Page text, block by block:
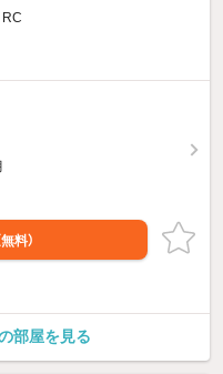
無料）
部屋を見る